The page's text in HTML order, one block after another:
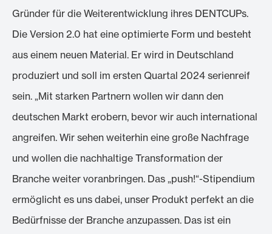
Gründer für die Weiterentwicklung ihres DENTCUPs.
Die Version 2.0 hat eine optimierte Form und besteht
aus einem neuen Material. Er wird in Deutschland
produziert und soll im ersten Quartal 2024 serienreif
sein. „Mit starken Partnern wollen wir dann den
deutschen Markt erobern, bevor wir auch international
angreifen. Wir sehen weiterhin eine große Nachfrage
und wollen die nachhaltige Transformation der
Branche weiter voranbringen. Das „push!“-Stipendium
ermöglicht es uns dabei, unser Produkt perfekt an die
Bedürfnisse der Branche anzupassen. Das ist ein